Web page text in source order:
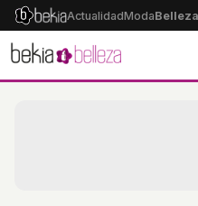
ActualidadModaBelleza